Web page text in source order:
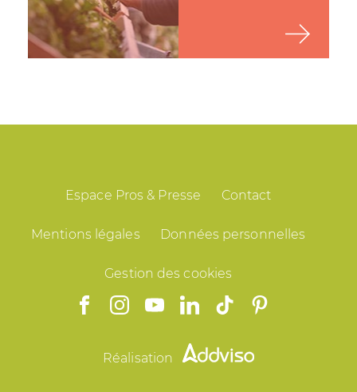
Espace Pros & Presse Contact
Mentions légales Données personnelles
Gestion des cookies
Réalisation